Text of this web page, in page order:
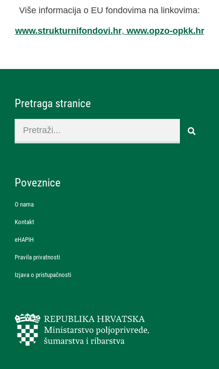
Više informacija o EU fondovima na linkovima:
www.strukturnifondovi.hr, www.opzo-opkk.hr
Pretraga stranice
Poveznice
O nama
Kontakt
eHAPIH
Pravila privatnosti
Izjava o pristupačnosti